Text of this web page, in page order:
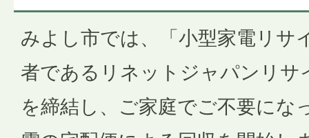
みよし市では、「小型家電リサ
者であるリネットジャパンリサ
を締結し、ご家庭でご不要にな